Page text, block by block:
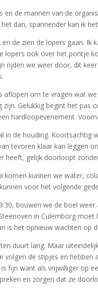
de mannen van de
dan, spannender kan ik
de zien de lopers gaan. Ik
lopers ook over het pontje
rijden we weer door, dit
om te vragen wat
Gelukkig begint het
hardloopevenement.
de houding.
tevoren klaar kan leggen
heeft, gelijk doorloopt
komen kunnen we water,
voor het volgende
bouwen we de boel
in Culemborg
is het opnieuw wachten op
duurt lang. Maar
volgen de stipjes en
fijn want als vrijwilliger op
en zorgen dat ze